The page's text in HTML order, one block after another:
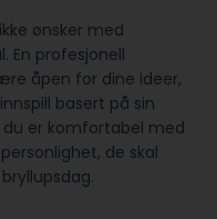
ønsker med
En profesjonell
åpen for dine ideer,
basert på sin
er komfortabel med
de skal